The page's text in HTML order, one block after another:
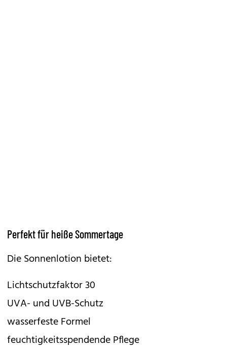
Perfekt für heiße Sommertage
Die Sonnenlotion bietet:
Lichtschutzfaktor 30
UVA- und UVB-Schutz
wasserfeste Formel
feuchtigkeitsspendende Pflege